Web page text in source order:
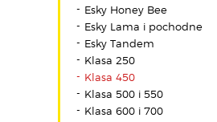
Esky Honey Bee
Esky Lama i pochodne
Esky Tandem
Klasa 250
Klasa 450
Klasa 500 i 550
Klasa 600 i 700